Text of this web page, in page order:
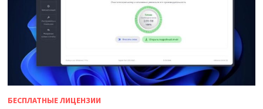
БЕСПЛАТНЫЕ ЛИЦЕНЗИИ